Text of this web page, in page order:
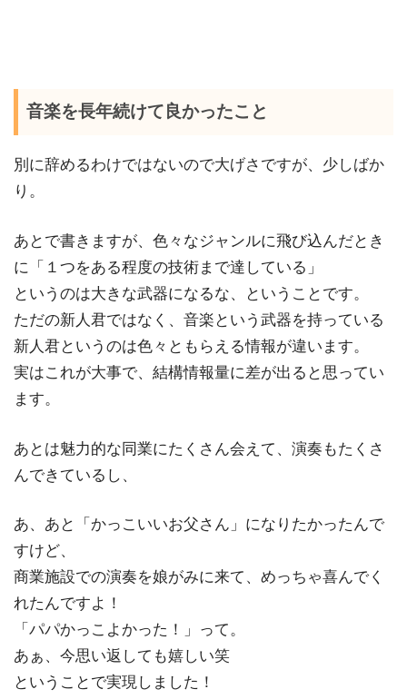
音楽を長年続けて良かったこと
別に辞めるわけではないので大げさですが、少しばか
り。
あとで書きますが、色々なジャンルに飛び込んだとき
に「１つをある程度の技術まで達している」
というのは大きな武器になるな、ということです。
ただの新人君ではなく、音楽という武器を持っている
新人君というのは色々ともらえる情報が違います。
実はこれが大事で、結構情報量に差が出ると思ってい
ます。
あとは魅力的な同業にたくさん会えて、演奏もたくさ
んできているし、
あ、あと「かっこいいお父さん」になりたかったんで
すけど、
商業施設での演奏を娘がみに来て、めっちゃ喜んでく
れたんですよ！
「パパかっこよかった！」って。
あぁ、今思い返しても嬉しい笑
ということで実現しました！